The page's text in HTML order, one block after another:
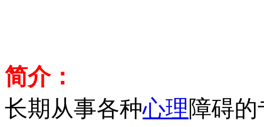
简介：
长期从事各种心理障碍